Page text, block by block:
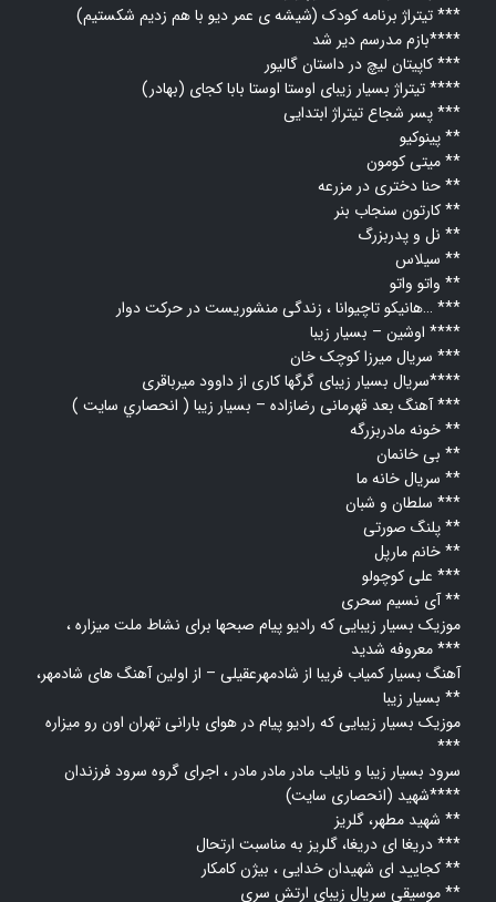
تیتراژ برنامه کودک (شیشه ی عمر دیو با هم زدیم شکستیم) ***
بازم مدرسم دیر شد****
کاپیتان لیچ در داستان گالیور ***
تیتراژ بسیار زیبای اوستا اوستا بابا کجای (بهادر) ****
پسر شجاع تیتراژ ابتدایی ***
پینوکیو **
میتی کومون **
حنا دختری در مزرعه **
کارتون سنجاب بنر **
نل و پدربزرگ **
سیلاس **
واتو واتو **
هانیکو تاچیوانا ، زندگی منشوریست در حرکت دوار… ***
اوشین – بسيار زيبا ****
سریال میرزا کوچک خان ***
سریال بسیار زیبای گرگها کاری از داوود میرباقری****
آهنگ بعد قهرمانی رضازاده – بسيار زيبا ( انحصاري سايت ) ***
خونه مادربزرگه **
بی خانمان **
سریال خانه ما **
سلطان و شبان ***
پلنگ صورتی **
خانم مارپل **
علی کوچولو ***
آی نسیم سحری **
موزیک بسیار زیبایی که رادیو پیام صبحها برای نشاط ملت میزاره ،
معروفه شدید ***
آهنگ بسیار کمیاب فریبا از شادمهرعقیلی – از اولین آهنگ های شادمهر،
بسیار زیبا **
موزیک بسیار زیبایی که رادیو پیام در هوای بارانی تهران اون رو میزاره
***
سرود بسیار زیبا و نایاب مادر مادر مادر ، اجرای گروه سرود فرزندان
شهید (انحصاری سایت)****
شهید مطهر، گلریز **
دریغا ای دریغا، گلریز به مناسبت ارتحال ***
کجایید ای شهیدان خدایی ، بیژن کامکار **
موسیقی سریال زیبای ارتش سری **